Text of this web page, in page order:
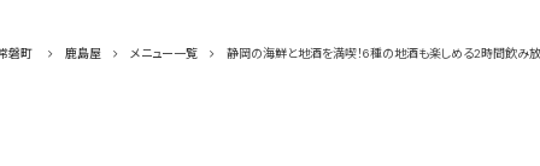
磐町 鹿島屋 メニュー一覧 静岡の海鮮と地酒を満喫！6種の地酒も楽しめる2時間飲み